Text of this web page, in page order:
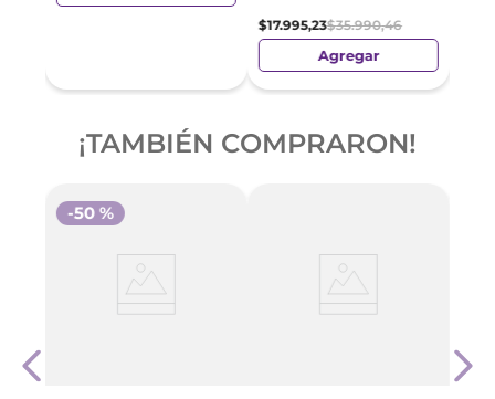
$17.995,23$35.990,46
Agregar
¡TAMBIÉN COMPRARON!
-50 %